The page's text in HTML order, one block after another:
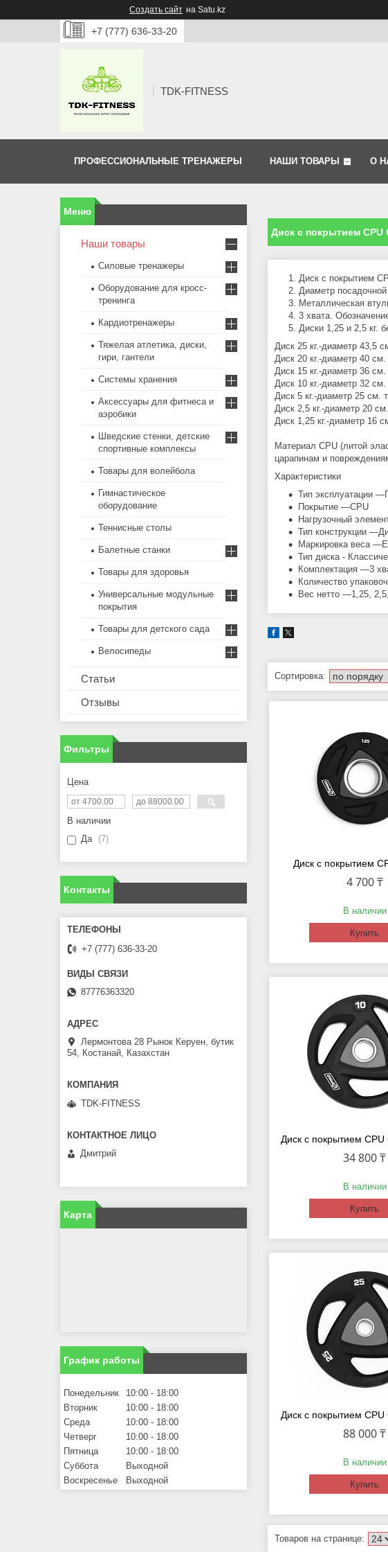
Создать сайт на Satu.kz
+7 (777) 636-33-20
TDK-FITNESS
ПРОФЕССИОНАЛЬНЫЕ ТРЕНАЖЕРЫ НАШИ ТОВАРЫ О
Диск с покрытием CPU
Диск с покрытием
Диаметр
Металлическая
3 хвата.
Диски 1,25 и 2,5 кг.
Диск 25 кг.-диаметр 43,5
Диск 20 кг.-диаметр 40
Диск 15 кг.-диаметр 36
Диск 10 кг.-диаметр 32
Диск 5 кг.-диаметр 25 см.
Диск 2,5 кг.-диаметр 20
Диск 1,25 кг.-диаметр 16
Материал CPU (литой
царапинам и
Характеристики
Тип эксплуатации
Покрытие —CPU
Нагрузочный
Тип конструкции
Маркировка веса
Тип диска -
Комплектация —3
Количество
Вес нетто —1,25,
Диск с покрытием
4 700 ₸
В наличии
Купить
Диск с покрытием CPU
34 800 ₸
В наличии
Купить
Диск с покрытием CPU
88 000 ₸
В наличии
Купить
Наши товары
Силовые тренажеры
Оборудование для кросс-
тренинга
Кардиотренажеры
Тяжелая атлетика, диски,
гири, гантели
Системы хранения
Аксессуары для фитнеса и
аэробики
Шведские стенки, детские
спортивные комплексы
Товары для волейбола
Гимнастическое
оборудование
Теннисные столы
Балетные станки
Товары для здоровья
Универсальные модульные
покрытия
Товары для детского сада
Велосипеды
Статьи
Отзывы
Фильтры
Цена
В наличии
Да
7
Контакты
+7 (777) 636-33-20
87776363320
Лермонтова 28 Рынок Керуен, бутик
54, Костанай, Казахстан
TDK-FITNESS
Дмитрий
Карта
График работы
Понедельник 10:00
18:00
Вторник
10:00
18:00
Среда
10:00
18:00
Четверг
10:00
18:00
Пятница
10:00
18:00
Суббота
Выходной
Воскресенье
Выходной